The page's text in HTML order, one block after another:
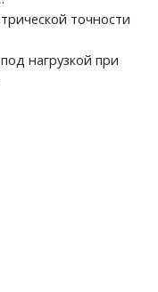
точности
нагрузкой при